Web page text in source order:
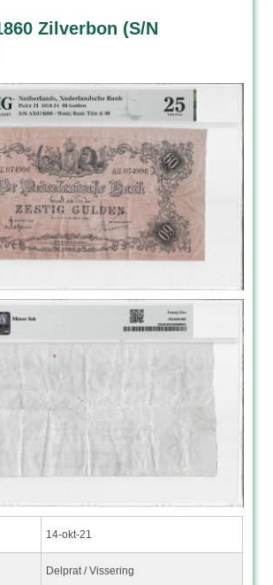
Zilverbon (S/N
14-okt-21
Delprat / Vissering